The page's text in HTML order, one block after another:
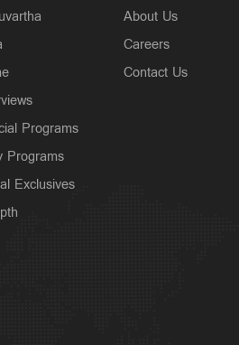
പോസ്റ്റുകള്‍ നീക്കി മെറ്റ;
പിന്നാലെ
Programs
Programs
Exclusives
About Us
Careers
Contact Us